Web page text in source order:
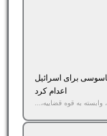
برای اسرائیل
اعدام کرد
به قوه قضاییه،...